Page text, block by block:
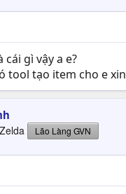
gì vậy a e?
tool tạo item cho e xin
Lão Làng GVN